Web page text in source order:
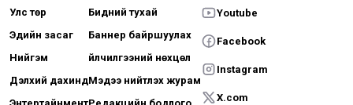
Улс төр
Эдийн засаг
Нийгэм
Дэлхий дахинд
Бидний тухай
Баннер байршуулах
Үйлчилгээний нөхцөл
Мэдээ нийтлэх журам
Youtube
Facebook
Instagram
X.com